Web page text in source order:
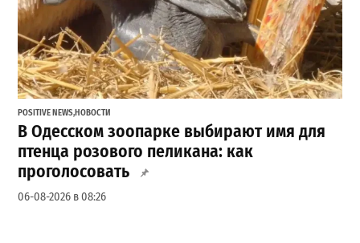
POSITIVE NEWS,НОВОСТИ
В Одесском зоопарке выбирают имя для
птенца розового пеликана: как
проголосовать
06-08-2026 в 08:26